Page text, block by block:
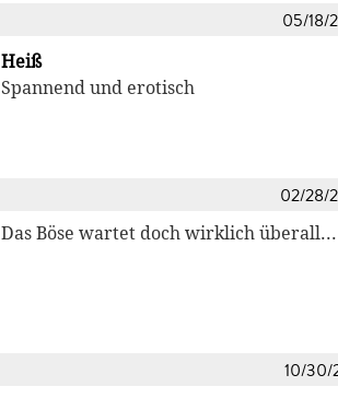
05/18/
Heiß
Spannend und erotisch
02/28/
Das Böse wartet doch wirklich überall...
10/30/